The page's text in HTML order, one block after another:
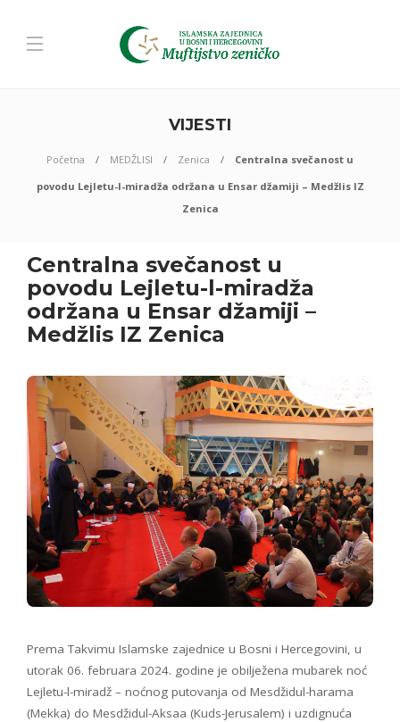
VIJESTI
Početna MEDŽLISI Zenica
Centralna svečanost u
povodu Lejletu-l-miradža održana u Ensar džamiji – Medžlis IZ
Zenica
Centralna svečanost u
povodu Lejletu-l-miradža
održana u Ensar džamiji –
Medžlis IZ Zenica
Prema Takvimu Islamske zajednice u Bosni i Hercegovini, u
utorak 06. februara 2024. godine je obilježena mubarek noć
Lejletu-l-miradž – noćnog putovanja od Mesdžidul-harama
(Mekka) do Mesdžidul-Aksaa (Kuds-Jerusalem) i uzdignuća